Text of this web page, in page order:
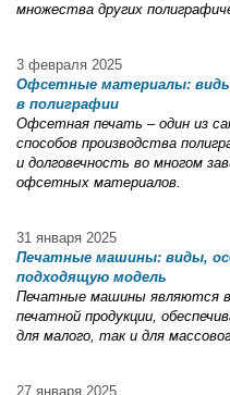
множества других
3 февраля 2025
Офсетные материалы:
в полиграфии
Офсетная печать – один из
способов производства
и долговечность во многом
офсетных материалов.
31 января 2025
Печатные машины: виды,
подходящую модель
Печатные машины являются
печатной продукции,
для малого, так и для
27 января 2025